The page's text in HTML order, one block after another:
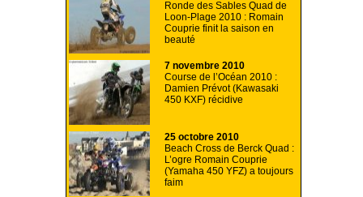
Ronde des Sables Quad de
Loon-Plage 2010 : Romain
Couprie finit la saison en
beauté
7 novembre 2010
Course de l’Océan 2010 :
Damien Prévot (Kawasaki
450 KXF) récidive
25 octobre 2010
Beach Cross de Berck Quad :
L’ogre Romain Couprie
(Yamaha 450 YFZ) a toujours
faim